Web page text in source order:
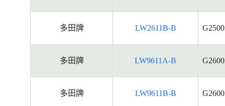
多田牌 LW2611B-B
多田牌 LW9611A-B
多田牌 LW9611B-B